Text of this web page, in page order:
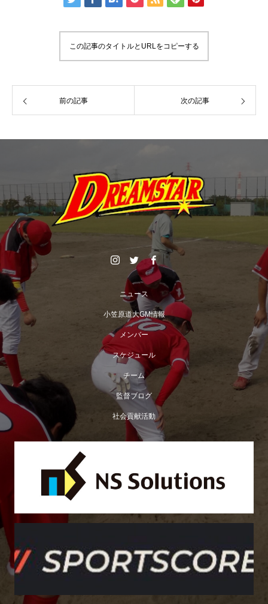
この記事のタイトルとURLをコピーする
前の記事 次の記事
ニュース
小笠原道大GM情報
メンバー
スケジュール
チーム
監督ブログ
社会貢献活動